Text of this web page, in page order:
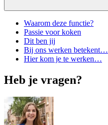
Waarom deze functie?
Passie voor koken
Dit ben jij
Bij ons werken betekent…
Hier kom je te werken…
Heb je vragen?